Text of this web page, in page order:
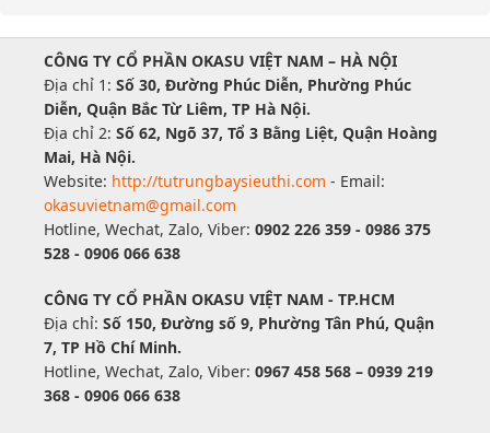
CÔNG TY CỔ PHẦN OKASU VIỆT NAM – HÀ NỘI
Địa chỉ 1: Số 30, Đường Phúc Diễn, Phường Phúc
Diễn, Quận Bắc Từ Liêm, TP Hà Nội.
Địa chỉ 2: Số 62, Ngõ 37, Tổ 3 Bằng Liệt, Quận Hoàng
Mai, Hà Nội.
Website: http://tutrungbaysieuthi.com - Email:
okasuvietnam@gmail.com
Hotline, Wechat, Zalo, Viber: 0902 226 359 - 0986 375
528 - 0906 066 638
CÔNG TY CỔ PHẦN OKASU VIỆT NAM - TP.HCM
Địa chỉ: Số 150, Đường số 9, Phường Tân Phú, Quận
7, TP Hồ Chí Minh.
Hotline, Wechat, Zalo, Viber: 0967 458 568 – 0939 219
368 - 0906 066 638